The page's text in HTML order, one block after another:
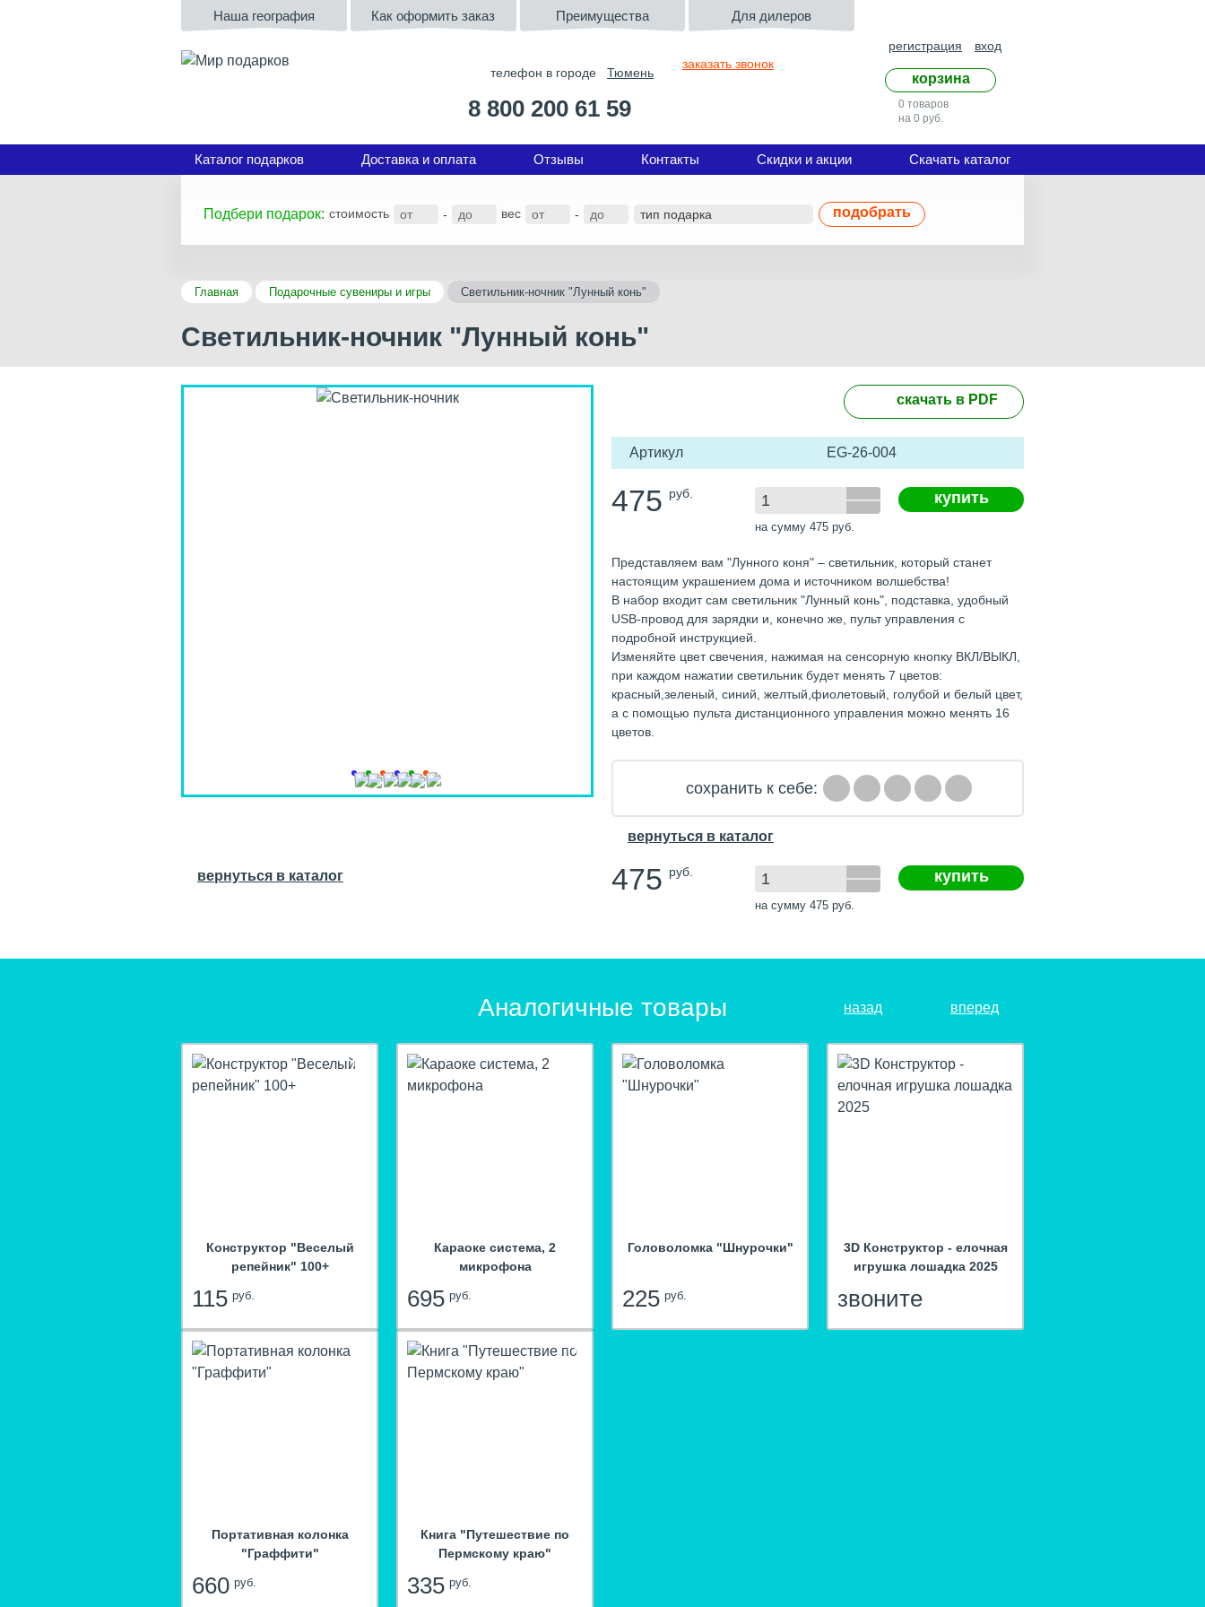
Наша география Как оформить заказ Преимущества Для дилеров
телефон в городе Тюмень
заказать звонок
8 800 200 61 59
регистрация вход
корзина
0 товаров
на 0 руб.
Каталог подарков Доставка и оплата Отзывы Контакты Скидки и акции Скачать каталог
Подбери подарок: стоимость - вес - подобрать
Главная Подарочные сувениры и игры Светильник-ночник "Лунный конь"
Светильник-ночник "Лунный конь"
скачать в PDF
Артикул EG-26-004
475 руб.
на сумму 475руб.
купить
Представляем вам "Лунного коня" – светильник, который станет
настоящим украшением дома и источником волшебства!
В набор входит сам светильник "Лунный конь", подставка, удобный
USB-провод для зарядки и, конечно же, пульт управления с
подробной инструкцией.
Изменяйте цвет свечения, нажимая на сенсорную кнопку ВКЛ/ВЫКЛ,
при каждом нажатии светильник будет менять 7 цветов:
красный,зеленый, синий, желтый,фиолетовый, голубой и белый цвет,
а с помощью пульта дистанционного управления можно менять 16
цветов.
сохранить к себе:
вернуться в каталог
вернуться в каталог 475 руб.
на сумму 475руб.
купить
Аналогичные товары назад вперед
Конструктор "Веселый
репейник" 100+
115руб.
hit
Караоке система, 2
микрофона
695руб.
Головоломка "Шнурочки"
225руб.
3D Конструктор - елочная
игрушка лошадка 2025
звоните
Портативная колонка
"Граффити"
660руб.
Книга "Путешествие по
Пермскому краю"
335руб.
hit